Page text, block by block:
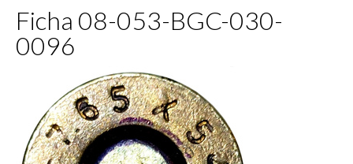
Ficha 08-053-BGC-030-
0096